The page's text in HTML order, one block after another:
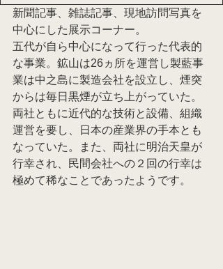
新聞記事、雑誌記事、現地訪問写真を
中心にした展示コーナー。
五代が自ら中心になって行った代表的
な事業。鉱山は26ヵ所を運営し製藍事
業は中之島に製造会社を設立し、煙突
からは毎日黒煙が立ち上がっていた。
両社ともに近代的な技術と設備、組織
運営を要し、日本の産業界の手本とも
なっていた。また、両社に明治天皇が
行幸され、民間会社への２回の行幸は
極めて稀なことであったようです。